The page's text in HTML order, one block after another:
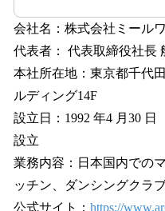
会社名：株式会社ミール
代表者： 代表取締役社長
本社所在地：東京都千代
ルディング14F
設立日：1992 年4 月30
設立
業務内容：日本国内での
ッチン、ダンシングクラ
公式サイト： https://